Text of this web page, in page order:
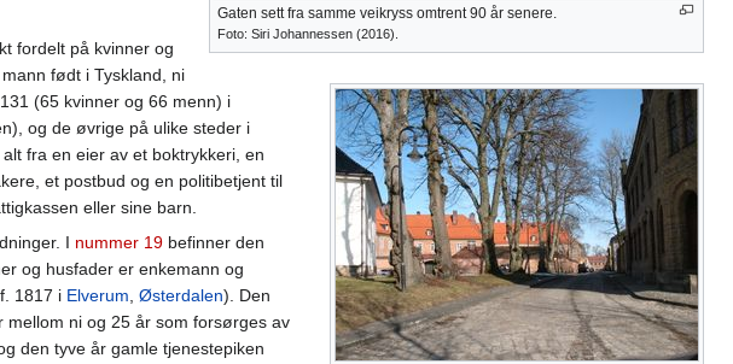
Gaten sett fra samme veikryss omtrent 90 år senere.
Foto: Siri Johannessen (2016).
fordelt på kvinner og
født i Tyskland, ni
(65 kvinner og 66 menn) i
og de øvrige på ulike steder i
fra en eier av et boktrykkeri, en
et postbud og en politibetjent til
eller sine barn.
I nummer 19befinner den
og husfader er enkemann og
1817 i Elverum, Østerdalen). Den
ni og 25 år som forsørges av
den tyve år gamle tjenestepiken